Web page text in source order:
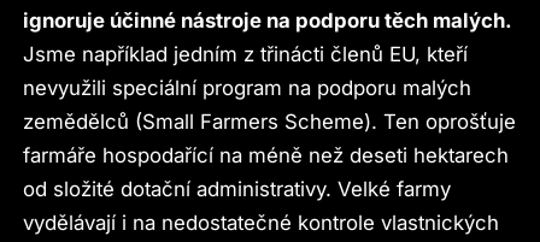
ignoruje účinné nástroje na podporu těch malých.
Jsme například jedním z třinácti členů EU, kteří
nevyužili speciální program na podporu malých
zemědělců (Small Farmers Scheme). Ten oprošťuje
farmáře hospodařící na méně než deseti hektarech
od složité dotační administrativy. Velké farmy
vydělávají i na nedostatečné kontrole vlastnických